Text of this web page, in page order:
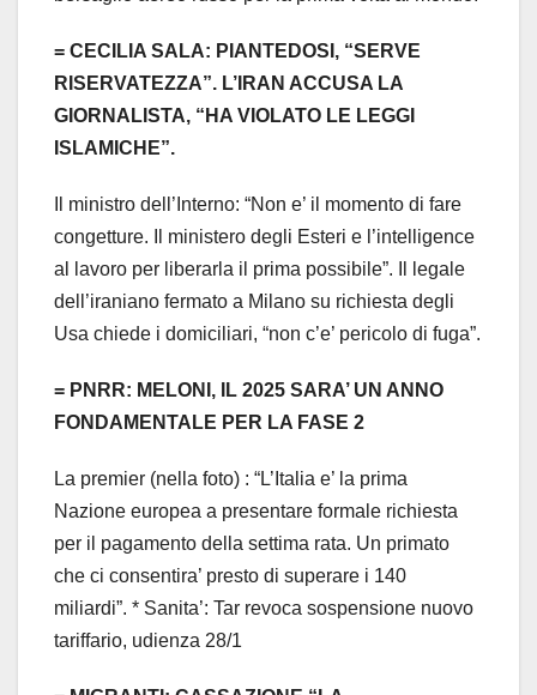
= CECILIA SALA: PIANTEDOSI, “SERVE
RISERVATEZZA”. L’IRAN ACCUSA LA
GIORNALISTA, “HA VIOLATO LE LEGGI
ISLAMICHE”.
Il ministro dell’Interno: “Non e’ il momento di fare
congetture. Il ministero degli Esteri e l’intelligence
al lavoro per liberarla il prima possibile”. Il legale
dell’iraniano fermato a Milano su richiesta degli
Usa chiede i domiciliari, “non c’e’ pericolo di fuga”.
= PNRR: MELONI, IL 2025 SARA’ UN ANNO
FONDAMENTALE PER LA FASE 2
La premier (nella foto) : “L’Italia e’ la prima
Nazione europea a presentare formale richiesta
per il pagamento della settima rata. Un primato
che ci consentira’ presto di superare i 140
miliardi”. * Sanita’: Tar revoca sospensione nuovo
tariffario, udienza 28/1